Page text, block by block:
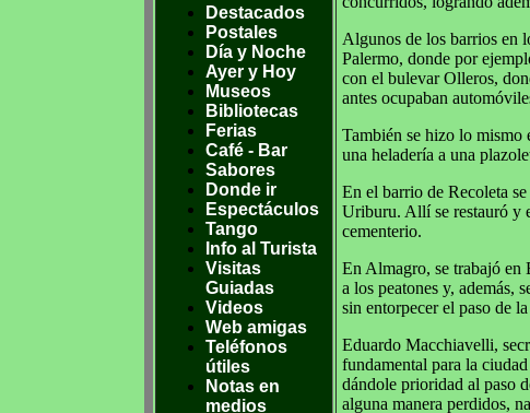
Destacados
Postales
Día y Noche
Ayer y Hoy
Museos
Bibliotecas
Ferias
Café - Bar
Sabores
Donde ir
Espectáculos
Tango
Info al Turista
Visitas
Guiadas
Videos
Web amigas
Teléfonos
útiles
Notas en
medios
Algunos de los barrios en
Palermo, donde por
con el bulevar Olleros,
antes ocupaban
También se hizo lo mismo
una heladería a una
En el barrio de Recoleta
Uriburu. Allí se restauró y
cementerio.
En Almagro, se trabajó en
a los peatones y, además,
sin entorpecer el paso de
Eduardo Macchiavelli,
fundamental para la
dándole prioridad al paso
alguna manera perdidos,